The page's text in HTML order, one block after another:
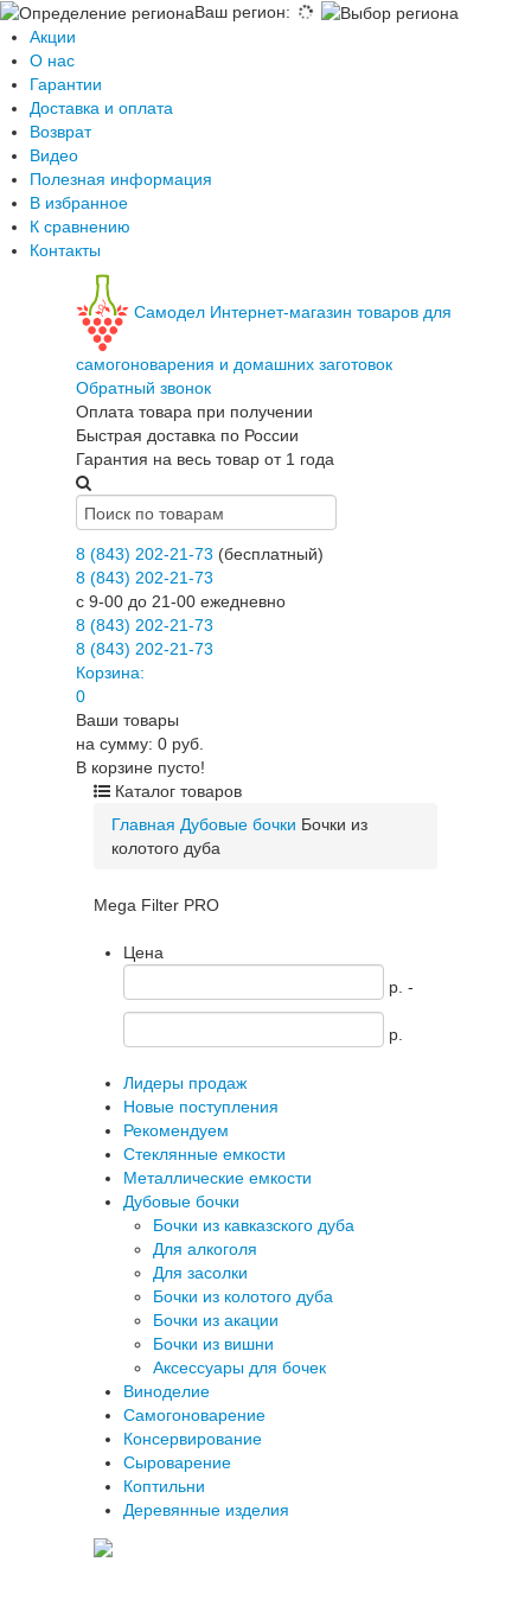
Ваш регион:
Акции
О нас
Гарантии
Доставка и оплата
Возврат
Видео
Полезная информация
В избранное
К сравнению
Контакты
Самодел Интернет-магазин товаров для
самогоноварения и домашних заготовок
Обратный звонок
Оплата товара при получении
Быстрая доставка по России
Гарантия на весь товар от 1 года
8 (843) 202-21-73 (бесплатный)
8 (843) 202-21-73
c 9-00 до 21-00 ежедневно
8 (843) 202-21-73
8 (843) 202-21-73
Корзина:
0
Ваши товары
на сумму: 0 руб.
В корзине пусто!
Каталог товаров
Главная Дубовые бочки Бочки из
колотого дуба
Mega Filter PRO
Цена
p. -
p.
Лидеры продаж
Новые поступления
Рекомендуем
Стеклянные емкости
Металлические емкости
Дубовые бочки
Бочки из кавказского дуба
Для алкоголя
Для засолки
Бочки из колотого дуба
Бочки из акации
Бочки из вишни
Аксессуары для бочек
Виноделие
Самогоноварение
Консервирование
Сыроварение
Коптильни
Деревянные изделия